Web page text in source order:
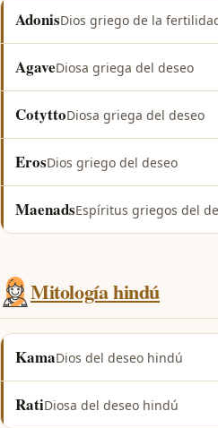
AdonisDios griego de la
AgaveDiosa griega del deseo
CotyttoDiosa griega del deseo
ErosDios griego del deseo
MaenadsEspíritus griegos del
Mitología hindú
KamaDios del deseo hindú
RatiDiosa del deseo hindú